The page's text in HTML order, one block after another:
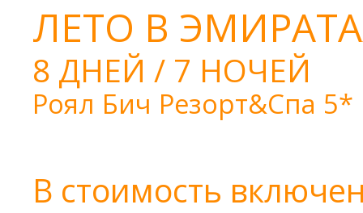
ЛЕТО В
8 ДНЕЙ / 7 НОЧЕЙ
Роял Бич Резорт&Спа 5*
В стоимость